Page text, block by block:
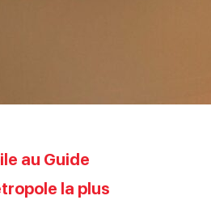
au Guide
la plus